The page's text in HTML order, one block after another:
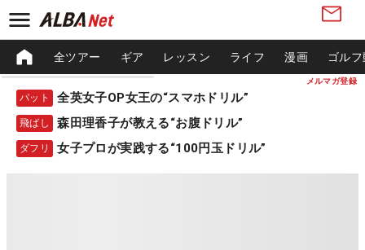
メルマガ登録
全ツアー ギア レッスン ライフ 漫画 ゴル
パット 全英女子OP女王の“スマホドリル”
飛ばし 森田理香子が教える“お腹ドリル”
ダフリ 女子プロが実践する“100円玉ドリル”